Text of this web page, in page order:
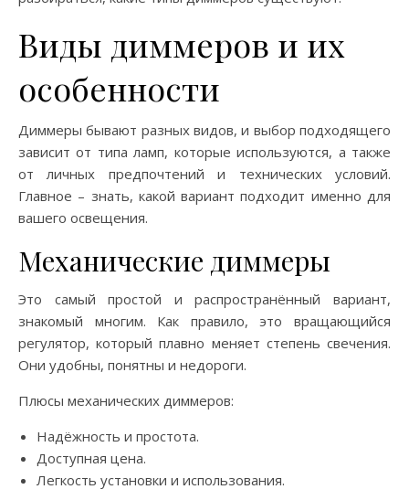
Виды диммеров и их
особенности
Диммеры бывают разных видов, и выбор подходящего
зависит от типа ламп, которые используются, а также
от личных предпочтений и технических условий.
Главное – знать, какой вариант подходит именно для
вашего освещения.
Механические диммеры
Это самый простой и распространённый вариант,
знакомый многим. Как правило, это вращающийся
регулятор, который плавно меняет степень свечения.
Они удобны, понятны и недороги.
Плюсы механических диммеров:
Надёжность и простота.
Доступная цена.
Легкость установки и использования.